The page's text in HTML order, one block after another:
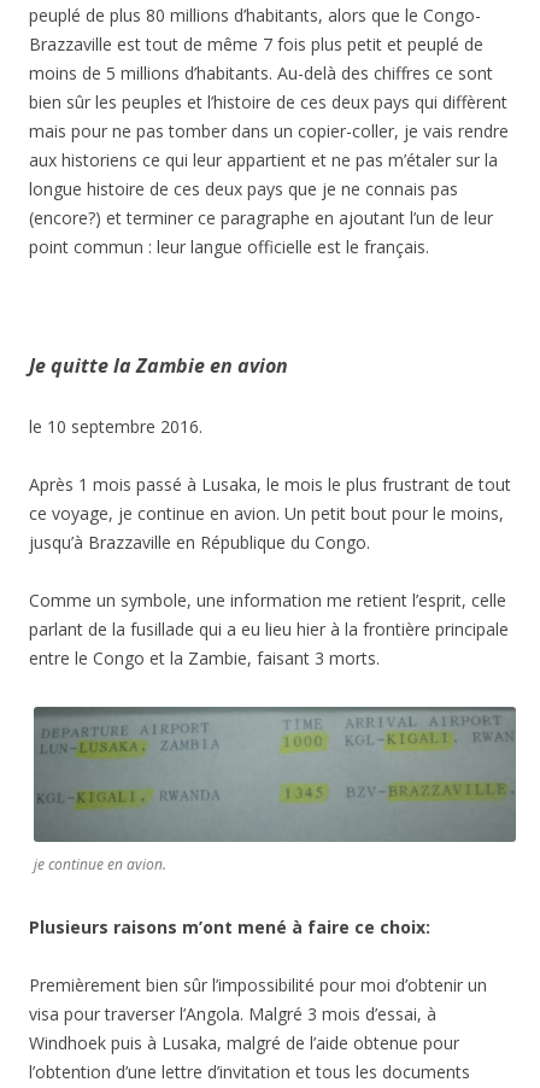
peuplé de plus 80 millions d’habitants, alors que le Congo-
Brazzaville est tout de même 7 fois plus petit et peuplé de
moins de 5 millions d’habitants. Au-delà des chiffres ce sont
bien sûr les peuples et l’histoire de ces deux pays qui diffèrent
mais pour ne pas tomber dans un copier-coller, je vais rendre
aux historiens ce qui leur appartient et ne pas m’étaler sur la
longue histoire de ces deux pays que je ne connais pas
(encore?) et terminer ce paragraphe en ajoutant l’un de leur
point commun : leur langue officielle est le français.
Je quitte la Zambie en avion
le 10 septembre 2016.
Après 1 mois passé à Lusaka, le mois le plus frustrant de tout
ce voyage, je continue en avion. Un petit bout pour le moins,
jusqu’à Brazzaville en République du Congo.
Comme un symbole, une information me retient l’esprit, celle
parlant de la fusillade qui a eu lieu hier à la frontière principale
entre le Congo et la Zambie, faisant 3 morts.
je continue en avion.
Plusieurs raisons m’ont mené à faire ce choix:
Premièrement bien sûr l’impossibilité pour moi d’obtenir un
visa pour traverser l’Angola. Malgré 3 mois d’essai, à
Windhoek puis à Lusaka, malgré de l’aide obtenue pour
l’obtention d’une lettre d’invitation et tous les documents